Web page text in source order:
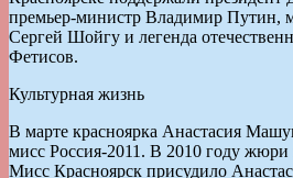
премьер-министр Владимир Путин,
Сергей Шойгу и легенда
Фетисов.
Культурная жизнь
В марте красноярка Анастасия
мисс Россия-2011. В 2010 году жюри
Мисс Красноярск присудило